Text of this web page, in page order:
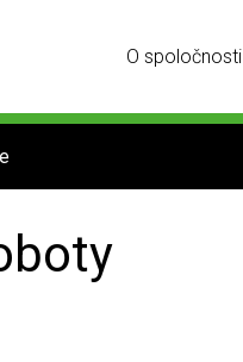
O spoločnosti